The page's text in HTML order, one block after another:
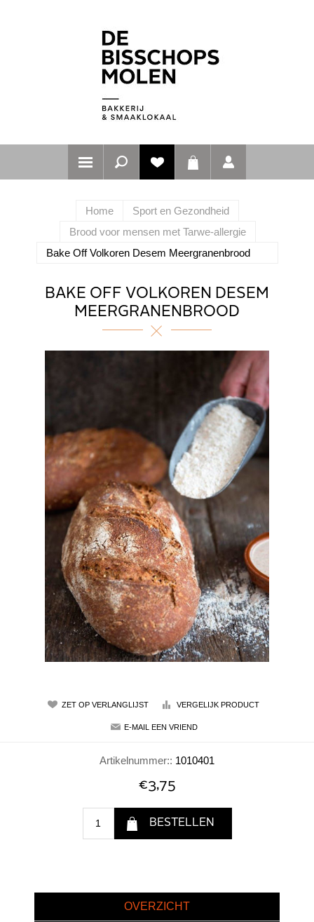
Home
Sport en Gezondheid
Brood voor mensen met Tarwe-allergie
Bake Off Volkoren Desem Meergranenbrood
BAKE OFF VOLKOREN DESEM
MEERGRANENBROOD
Artikelnummer:: 1010401
€3,75
OVERZICHT